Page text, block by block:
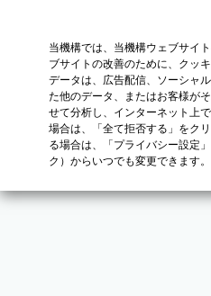
当機構では、当機構ウェブサイ
ブサイトの改善のために、クッ
データは、広告配信、ソーシャ
た他のデータ、またはお客様が
せて分析し、インターネット上
場合は、「全て拒否する」をク
る場合は、「プライバシー設定
ク）からいつでも変更できます。